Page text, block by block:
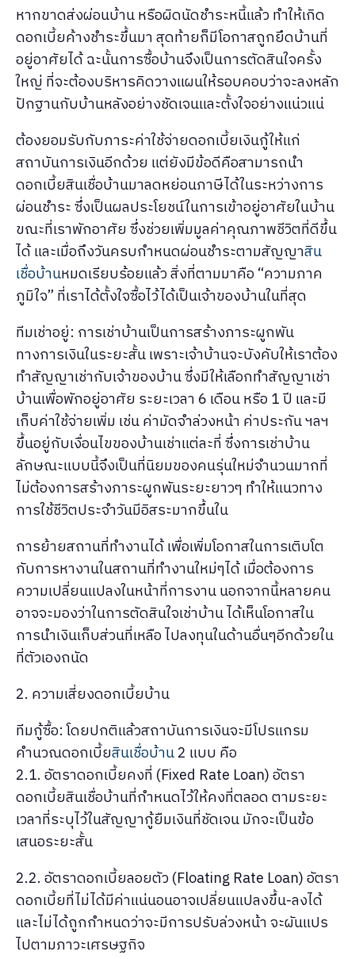
หากขาดส่งผ่อนบ้าน หรือผิดนัดชำระหนี้แล้ว ทำให้เกิด
ดอกเบี้ยค้างชำระขึ้นมา สุดท้ายก็มีโอกาสถูกยึดบ้านที่
อยู่อาศัยได้ ฉะนั้นการซื้อบ้านจึงเป็นการตัดสินใจครั้ง
ใหญ่ ที่จะต้องบริหารคิดวางแผนให้รอบคอบว่าจะลงหลัก
ปักฐานกับบ้านหลังอย่างชัดเจนและตั้งใจอย่างแน่วแน่
ต้องยอมรับกับภาระค่าใช้จ่ายดอกเบี้ยเงินกู้ให้แก่
สถาบันการเงินอีกด้วย แต่ยังมีข้อดีคือสามารถนำ
ดอกเบี้ยสินเชื่อบ้านมาลดหย่อนภาษีได้ในระหว่างการ
ผ่อนชำระ ซึ่งเป็นผลประโยชน์ในการเข้าอยู่อาศัยในบ้าน
ขณะที่เราพักอาศัย ซึ่งช่วยเพิ่มมูลค่าคุณภาพชีวิตที่ดีขึ้น
ได้ และเมื่อถึงวันครบกำหนดผ่อนชำระตามสัญญาสิน
เชื่อบ้านหมดเรียบร้อยแล้ว สิ่งที่ตามมาคือ “ความภาค
ภูมิใจ” ที่เราได้ตั้งใจซื้อไว้ได้เป็นเจ้าของบ้านในที่สุด
ทีมเช่าอยู่: การเช่าบ้านเป็นการสร้างภาระผูกพัน
ทางการเงินในระยะสั้น เพราะเจ้าบ้านจะบังคับให้เราต้อง
ทำสัญญาเช่ากับเจ้าของบ้าน ซึ่งมีให้เลือกทำสัญญาเช่า
บ้านเพื่อพักอยู่อาศัย ระยะเวลา 6 เดือน หรือ 1 ปี และมี
เก็บค่าใช้จ่ายเพิ่ม เช่น ค่ามัดจำล่วงหน้า ค่าประกัน ฯลฯ
ขึ้นอยู่กับเงื่อนไขของบ้านเช่าแต่ละที่ ซึ่งการเช่าบ้าน
ลักษณะแบบนี้จึงเป็นที่นิยมของคนรุ่นใหม่จำนวนมากที่
ไม่ต้องการสร้างภาระผูกพันระยะยาวๆ ทำให้แนวทาง
การใช้ชีวิตประจำวันมีอิสระมากขึ้นใน
การย้ายสถานที่ทำงานได้ เพื่อเพิ่มโอกาสในการเติบโต
กับการหางานในสถานที่ทำงานใหม่ๆได้ เมื่อต้องการ
ความเปลี่ยนแปลงในหน้าที่การงาน นอกจากนี้หลายคน
อาจจะมองว่าในการตัดสินใจเช่าบ้าน ได้เห็นโอกาสใน
การนำเงินเก็บส่วนที่เหลือ ไปลงทุนในด้านอื่นๆอีกด้วยใน
ที่ตัวเองถนัด
2. ความเสี่ยงดอกเบี้ยบ้าน
ทีมกู้ซื้อ: โดยปกติแล้วสถาบันการเงินจะมีโปรแกรม
คำนวณดอกเบี้ยสินเชื่อบ้าน2 แบบ คือ
2.1. อัตราดอกเบี้ยคงที่ (Fixed Rate Loan) อัตรา
ดอกเบี้ยสินเชื่อบ้านที่กำหนดไว้ให้คงที่ตลอด ตามระยะ
เวลาที่ระบุไว้ในสัญญากู้ยืมเงินที่ชัดเจน มักจะเป็นข้อ
เสนอระยะสั้น
2.2. อัตราดอกเบี้ยลอยตัว (Floating Rate Loan) อัตรา
ดอกเบี้ยที่ไม่ได้มีค่าแน่นอนอาจเปลี่ยนแปลงขึ้น-ลงได้
และไม่ได้ถูกกำหนดว่าจะมีการปรับล่วงหน้า จะผันแปร
ไปตามภาวะเศรษฐกิจ